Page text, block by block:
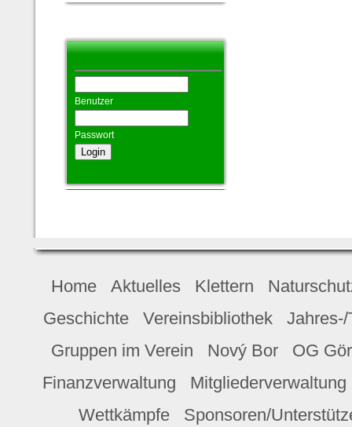
Benutzer
Passwort
Home Aktuelles Klettern
Geschichte
Vereinsbibliothek
Gruppen im Verein
Nový Bor
OG
Finanzverwaltung
Mitgliederverwaltung
Wettkämpfe
Sponsoren/